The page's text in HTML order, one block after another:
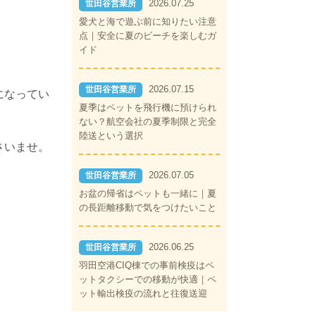
なってい
ませ。
世田谷営業所
2026.07.25
愛犬と海で遊ぶ前に知りたい注意
点｜安全に夏のビーチを楽しむガ
イド
世田谷営業所
2026.07.15
夏季はペットを飛行機に預けられ
ない？航空会社の夏季制限と完全
陸送という選択
世田谷営業所
2026.07.05
お盆の帰省はペットも一緒に｜夏
の長距離移動で気をつけたいこと
世田谷営業所
2026.06.25
羽田空港CIQ棟での事前検疫はペ
ットタクシーでの移動が快適｜ペ
ット輸出検疫の流れと往復送迎